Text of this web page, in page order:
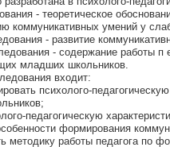
- теоретическое
коммуникативных умений у
- развитие
- содержание работы
младших школьников.
входит:
психолого-
педагогическую
формирования
методику работы педагога